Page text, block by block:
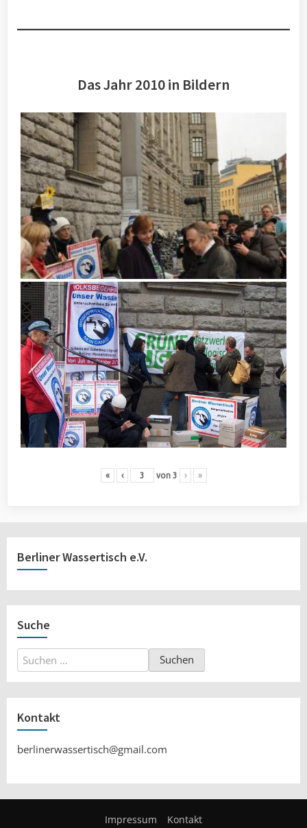
Das Jahr 2010 in Bildern
« ‹ von 3 › »
Berliner Wassertisch e.V.
Suche
Suchen
nach:
Kontakt
berlinerwassertisch@gmail.com
Impressum Kontakt